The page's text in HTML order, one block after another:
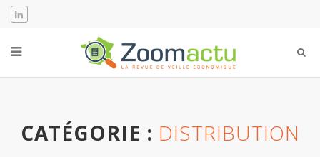
CATÉGORIE : DISTRIBUTION